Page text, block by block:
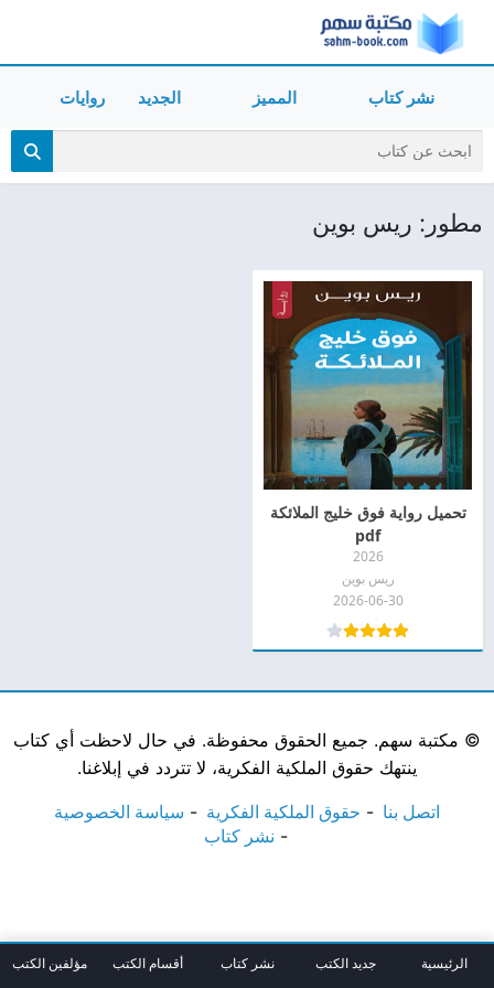
نشر كتاب المميز الجديد روايات
مطور: ريس بوين
تحميل رواية فوق خليج الملائكة
pdf
2026
ريس بوين
2026-06-30
© مكتبة سهم. جميع الحقوق محفوظة. في حال لاحظت أي كتاب
ينتهك حقوق الملكية الفكرية، لا تتردد في إبلاغنا.
اتصل بنا حقوق الملكية الفكرية
سياسة الخصوصية
نشر كتاب
الرئيسية جديد الكتب نشر كتاب أقسام الكتب مؤلفين الكتب